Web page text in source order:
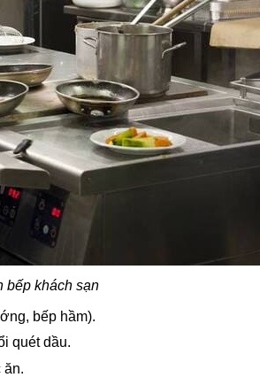
bếp khách sạn
bếp hầm).
quét dầu.
ăn.